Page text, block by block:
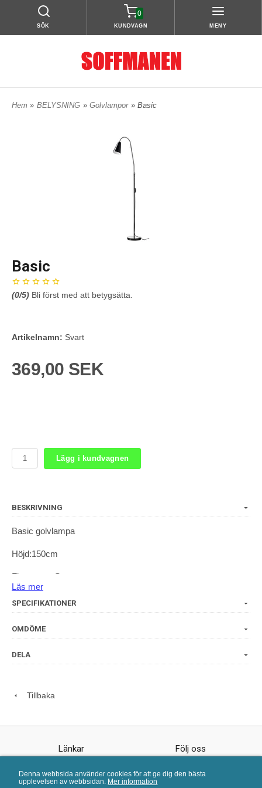
Denna webbsida använder cookies för att ge dig den bästa
upplevelsen av webbsidan. Mer information
SÖK
0
KUNDVAGN MENY
Hem » BELYSNING » Golvlampor » Basic
Basic
(0/5) Bli först med att betygsätta.
Artikelnamn: Svart
369,00 SEK
Lägg i kundvagnen
BESKRIVNING
Basic golvlampa
Höjd:150cm
Finns som Svart
Läs mer
SPECIFIKATIONER
OMDÖME
DELA
Tillbaka
Länkar
Kundtjänst
Följ oss